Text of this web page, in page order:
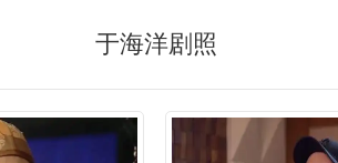
于海洋剧照